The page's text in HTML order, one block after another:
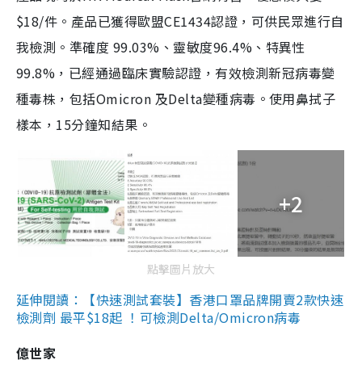
$18/件。產品已獲得歐盟CE1434認證，可供民眾進行自
我檢測。準確度 99.03%、靈敏度96.4%、特異性
99.8%，已經通過臨床實驗認證，有效檢測新冠病毒變
種毒株，包括Omicron 及Delta變種病毒。使用鼻拭子
樣本，15分鐘知結果。
+2
點擊圖片放大
延伸閱讀：【快速測試套裝】香港口罩品牌開賣2款快速
檢測劑 最平$18起 ！可檢測Delta/Omicron病毒
億世家